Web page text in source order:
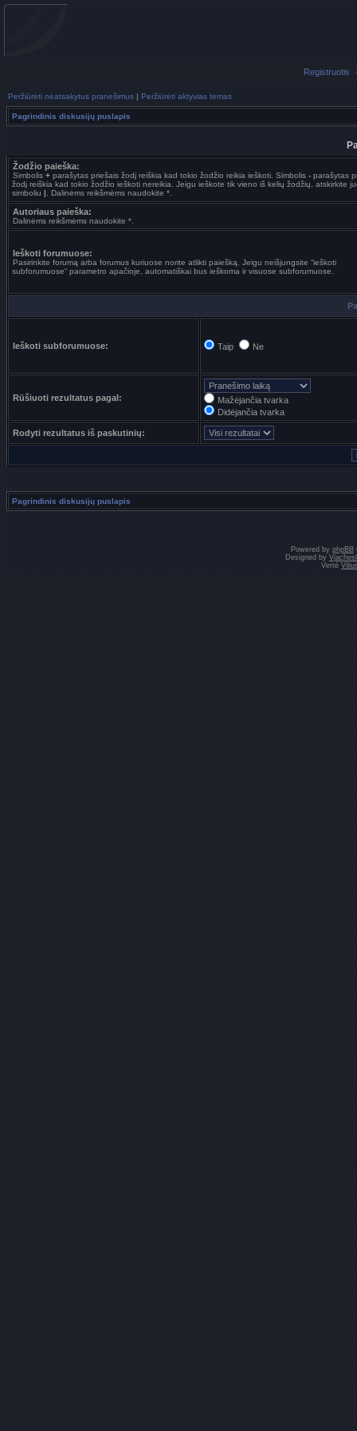
Registruotis
Peržiūrėti neatsakytus pranešimus | Peržiūrėti aktyvias temas
Pagrindinis diskusijų puslapis
Žodžio paieška:
Simbolis + parašytas priešais žodį reiškia kad tokio žodžio reikia ieškoti. Simbolis - parašytas
žodį reiškia kad tokio žodžio ieškoti nereikia. Jeigu ieškote tik vieno iš kelių žodžių, atskirkite
simboliu | . Dalinėms reikšmėms naudokite *.
Autoriaus paieška:
Dalinėms reikšmėms naudokite *.
Ieškoti forumuose:
Pasirinkite forumą arba forumus kuriuose norite atlikti paiešką. Jeigu neišjungsite “ieškoti
subforumuose“ parametro apačioje, automatiškai bus ieškoma ir visuose subforumuose.
Ieškoti subforumuose: Taip Ne
Rūšiuoti rezultatus pagal:
Mažėjančia tvarka
Didėjančia tvarka
Rodyti rezultatus iš paskutinių:
Pagrindinis diskusijų puslapis
Powered by phpBB
Designed by
Vertė